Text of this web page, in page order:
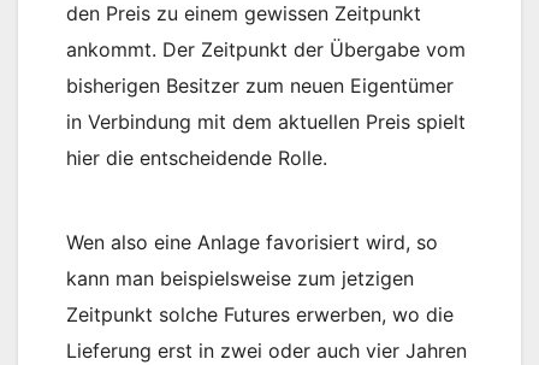
den Preis zu einem gewissen Zeitpunkt
ankommt. Der Zeitpunkt der Übergabe vom
bisherigen Besitzer zum neuen Eigentümer
in Verbindung mit dem aktuellen Preis spielt
hier die entscheidende Rolle.
Wen also eine Anlage favorisiert wird, so
kann man beispielsweise zum jetzigen
Zeitpunkt solche Futures erwerben, wo die
Lieferung erst in zwei oder auch vier Jahren